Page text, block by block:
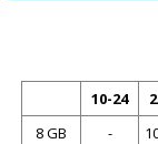
10-24
8 GB
-